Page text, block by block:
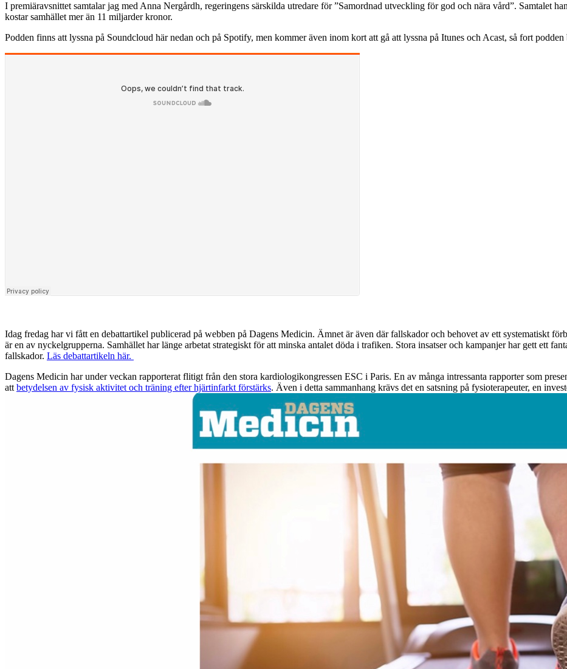
I premiäravsnittet samtalar jag med Anna Nergårdh, regeringens särskilda utredare för ”Samordnad utveckling för god och nära vård”. Samtalet
kostar samhället mer än 11 miljarder kronor.
Podden finns att lyssna på Soundcloud här nedan och på Spotify, men kommer även inom kort att gå att lyssna på Itunes och Acast, så fort
Idag fredag har vi fått en debattartikel publicerad på webben på Dagens Medicin. Ämnet är även där fallskador och behovet av ett systematiskt
är en av nyckelgrupperna. Samhället har länge arbetat strategiskt för att minska antalet döda i trafiken. Stora insatser och kampanjer har gett ett
fallskador. Läs debattartikeln här.
Dagens Medicin har under veckan rapporterat flitigt från den stora kardiologikongressen ESC i Paris. En av många intressanta rapporter som
att betydelsen av fysisk aktivitet och träning efter hjärtinfarkt förstärks. Även i detta sammanhang krävs det en satsning på fysioterapeuter, en